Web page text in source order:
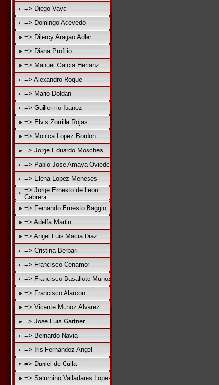
=> Diego Vaya
=> Domingo Acevedo
=> Dilercy Aragao Adler
=> Diana Profilio
=> Manuel Garcia Herranz
=> Alexandro Roque
=> Mario Doldan
=> Guillermo Ibanez
=> Elvis Zorrilla Rojas
=> Monica Lopez Bordon
=> Jorge Eduardo Mosches
=> Pablo Jose Amaya Oviedo
=> Elena Lopez Meneses
=> Jorge Ernesto de Leon
Cabrera
=> Fernando Ernesto Baggio
=> Adelfa Martin
=> Angel Luis Macia Diaz
=> Cristina Berbari
=> Francisco Cenamor
=> Francisco Basallote Munoz
=> Francisco Alarcon
=> Vicente Munoz Alvarez
=> Jose Luis Gartner
=> Bernardo Navia
=> Iris Fernandez Angel
=> Daniel de Culla
=> Saturnino Valladares Lopez